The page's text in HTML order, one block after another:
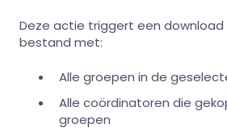
Deze actie triggert een download
bestand met:
Alle groepen in de
Alle coördinatoren die
groepen